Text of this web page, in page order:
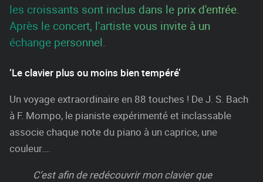
les croissants sont inclus dans le prix d'entrée.
Après le concert, l'artiste vous invite à un
échange personnel.
‘Le clavier plus ou moins bien tempéré’
Un voyage extraordinaire en 88 touches ! De J. S. Bach
à F. Mompo, le pianiste expérimenté et inclassable
associe chaque note du piano à un caprice, une
couleur….
C’est afin de redécouvrir mon clavier que